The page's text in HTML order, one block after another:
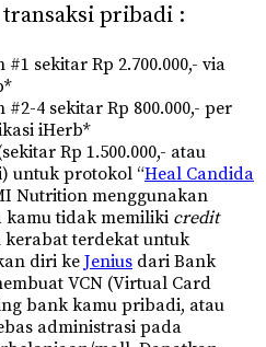
pribadi :
sekitar Rp 2.700.000,- via
4 sekitar Rp 800.000,- per
iHerb*
Rp 1.500.000,- atau
untuk protokol “Heal Candida
Nutrition menggunakan
kamu tidak memiliki credit
terdekat untuk
diri keJenius dari Bank
VCN (Virtual Card
bank kamu pribadi, atau
administrasi pada